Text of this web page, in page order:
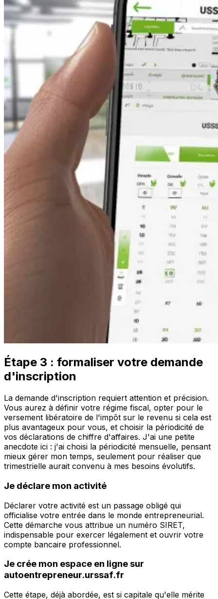
Étape 3 : formaliser votre demande
d'inscription
La demande d'inscription requiert attention et précision.
Vous aurez à définir votre régime fiscal, opter pour le
versement libératoire de l'impôt sur le revenu si cela est
plus avantageux pour vous, et choisir la périodicité de
vos déclarations de chiffre d'affaires. J'ai une petite
anecdote ici : j'ai choisi la périodicité mensuelle, pensant
mieux gérer mon temps, seulement pour réaliser que
trimestrielle aurait convenu à mes besoins évolutifs.
Je déclare mon activité
Déclarer votre activité est un passage obligé qui
officialise votre entrée dans le monde entrepreneurial.
Cette démarche vous attribue un numéro SIRET,
indispensable pour exercer légalement et ouvrir votre
compte bancaire professionnel.
Je crée mon espace en ligne sur
autoentrepreneur.urssaf.fr
Cette étape, déjà abordée, est si capitale qu'elle mérite